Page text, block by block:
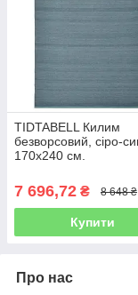
TIDTABELL Килим
безворсовий, сіро-
170х240 см.
7 696,72 ₴ 8 648 ₴
Купити
Про нас